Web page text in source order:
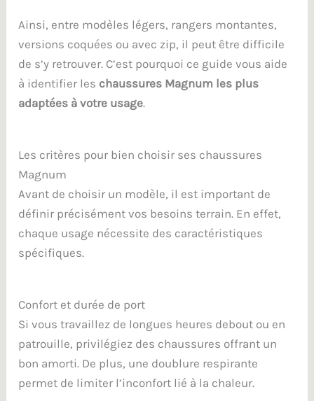
Ainsi, entre modèles légers, rangers montantes,
versions coquées ou avec zip, il peut être difficile
de s’y retrouver. C’est pourquoi ce guide vous aide
à identifier les chaussures Magnum les plus
adaptées à votre usage.
Les critères pour bien choisir ses chaussures
Magnum
Avant de choisir un modèle, il est important de
définir précisément vos besoins terrain. En effet,
chaque usage nécessite des caractéristiques
spécifiques.
Confort et durée de port
Si vous travaillez de longues heures debout ou en
patrouille, privilégiez des chaussures offrant un
bon amorti. De plus, une doublure respirante
permet de limiter l’inconfort lié à la chaleur.